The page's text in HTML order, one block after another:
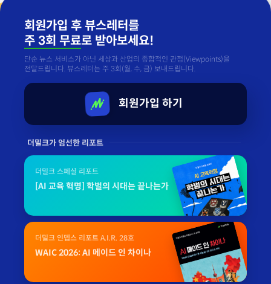
회원가입 후 뷰스레터를
주 3회 무료로 받아보세요!
단순 뉴스 서비스가 아닌 세상과 산업의 종합적인 관점(Viewpoints)을
전달드립니다. 뷰스레터는 주 3회(월, 수, 금) 보내드립니다.
회원가입 하기
더밀크가 엄선한 리포트
더밀크 스페셜 리포트
[AI 교육 혁명] 학벌의 시대는 끝나는가
더밀크 인뎁스 리포트 A.I.R. 28호
WAIC 2026: AI 메이드 인 차이나